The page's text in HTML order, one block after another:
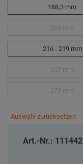
168,3 mm
216 - 219 mm
Auswahl zurücksetzen
Art.-Nr.: 111442